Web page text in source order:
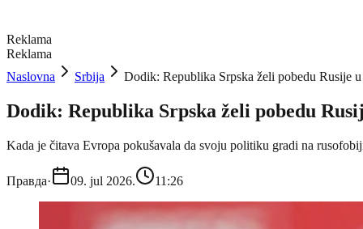
Reklama
Reklama
Naslovna
Srbija Dodik: Republika Srpska želi pobedu Rusije
Dodik: Republika Srpska želi pobedu
Kada je čitava Evropa pokušavala da svoju politiku gradi na
Правда· 09. jul 2026. 11:26